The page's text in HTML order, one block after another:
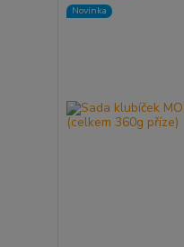
Novinka